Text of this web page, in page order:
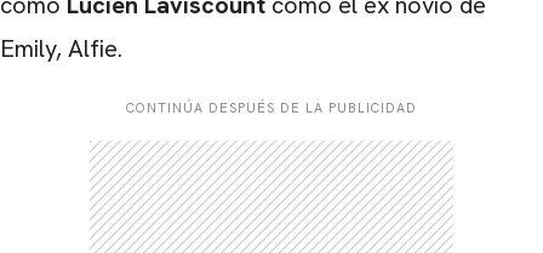
Emily, Alfie.
CONTINÚA DESPUÉS DE LA PUBLICIDAD